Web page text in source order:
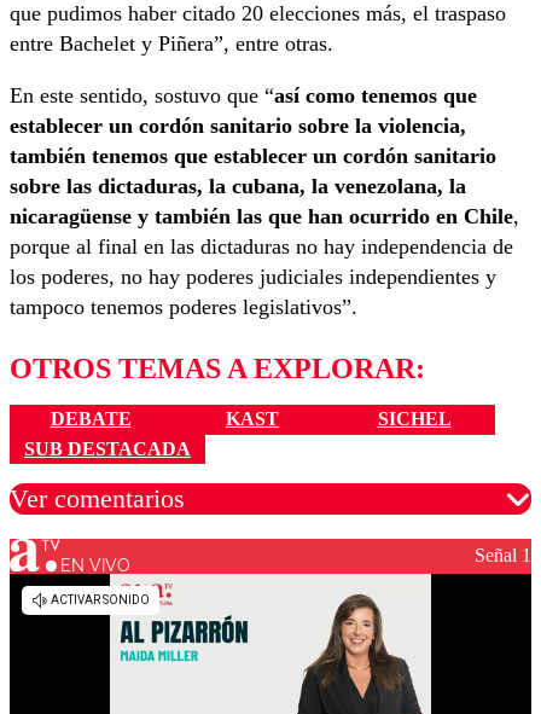
que pudimos haber citado 20 elecciones más, el traspaso
entre Bachelet y Piñera”, entre otras.
En este sentido, sostuvo que “así como tenemos que
establecer un cordón sanitario sobre la violencia,
también tenemos que establecer un cordón sanitario
sobre las dictaduras, la cubana, la venezolana, la
nicaragüense y también las que han ocurrido en Chile,
porque al final en las dictaduras no hay independencia de
los poderes, no hay poderes judiciales independientes y
tampoco tenemos poderes legislativos”.
OTROS TEMAS A EXPLORAR:
DEBATE KAST
SICHEL
SUB DESTACADA
Ver comentarios
Los comentarios son moderados para garantizar un
diálogo respetuoso.
EN VIVO Señal 1